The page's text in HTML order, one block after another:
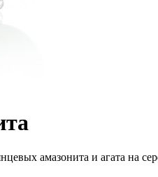
амазонита и агата на